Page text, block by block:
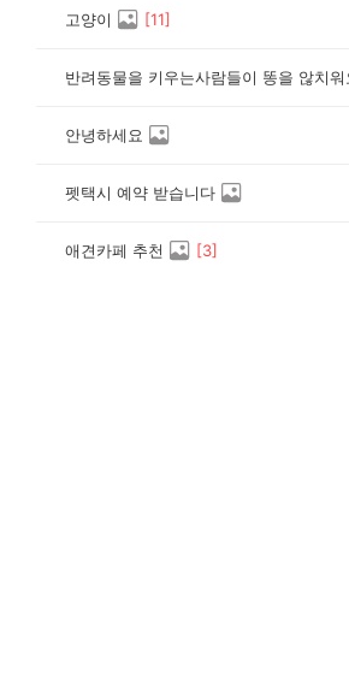
고양이 [11]
반려동물을 키우는사람들이 똥을 않치워
안녕하세요
펫택시 예약 받습니다
애견카페 추천 [3]